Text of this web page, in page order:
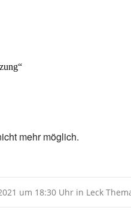
“
mehr möglich.
um 18:30 Uhr in Leck